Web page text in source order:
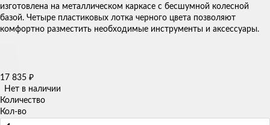
изготовлена на металлическом каркасе с бесшумной колесной
базой. Четыре пластиковых лотка черного цвета позволяют
комфортно разместить необходимые инструменты и аксессуары.
17 835 ₽
Нет в наличии
Количество
Кол-во